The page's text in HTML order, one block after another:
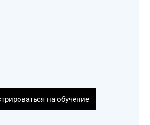
на обучение